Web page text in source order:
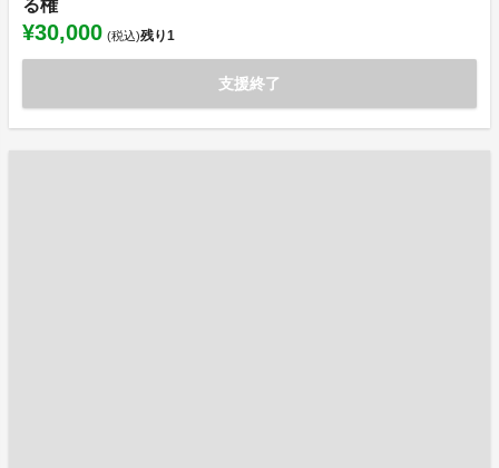
る権
¥30,000 (税込)残り1
支援終了